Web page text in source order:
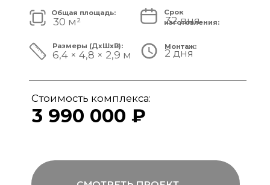
4 890 000 ₽
Монтаж:
2 дня
8,4 × 4,8 × 3,1 м
Размеры (ДxШxВ):
32 дня
изготовления:
40 м²
модульный банный комплекс